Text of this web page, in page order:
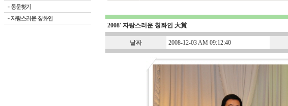
2008' 자랑스러운 칭화인 大賞
날짜 2008-12-03 AM 09:12:40